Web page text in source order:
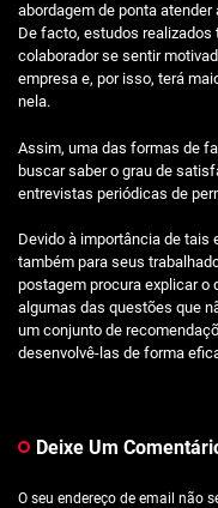
abordagem de ponta
De facto, estudos
colaborador se sentir
empresa e, por isso, terá
nela.
Assim, uma das formas de
buscar saber o grau de
entrevistas periódicas de
Devido à importância de tais
também para seus
postagem procura explicar o
algumas das questões que
um conjunto de
desenvolvê-las de forma
Deixe Um
O seu endereço de email não